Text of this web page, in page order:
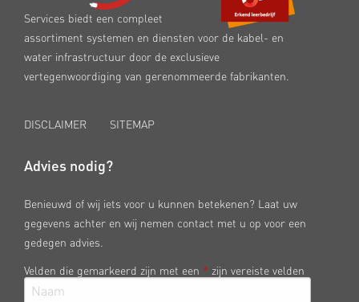
Services biedt een compleet
assortiment systemen en diensten voor de kabel- en
water infrastructuur door de exclusieve
vertegenwoordiging van gerenommeerde fabrikanten.
DISCLAIMER SITEMAP
Advies nodig?
Benieuwd of wij iets voor u kunnen betekenen? Laat uw
gegevens achter en wij nemen contact met u op voor een
gedegen advies.
Velden die gemarkeerd zijn met een * zijn vereiste velden